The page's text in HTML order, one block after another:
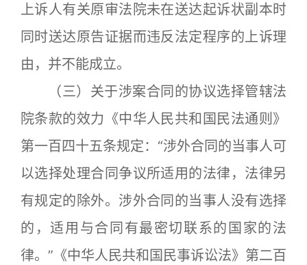
上诉人有关原审法院未在送达起诉状副本时
同时送达原告证据而违反法定程序的上诉理
由，并不能成立。
（三）关于涉案合同的协议选择管辖法
院条款的效力《中华人民共和国民法通则》
第一百四十五条规定：“涉外合同的当事人可
以选择处理合同争议所适用的法律，法律另
有规定的除外。涉外合同的当事人没有选择
的，适用与合同有最密切联系的国家的法
律。”《中华人民共和国民事诉讼法》第二百